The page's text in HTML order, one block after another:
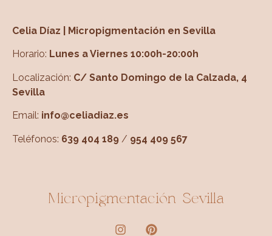
Celia Díaz | Micropigmentación en Sevilla
Horario: Lunes a Viernes 10:00h-20:00h
Localización: C/ Santo Domingo de la Calzada, 4
Sevilla
Email: info@celiadiaz.es
Teléfonos: 639 404 189 / 954 409 567
Micropigmentación Sevilla